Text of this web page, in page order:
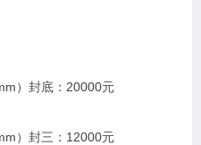
）封底：20000元
）封三：12000元